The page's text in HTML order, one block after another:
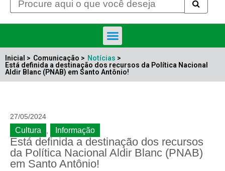
Inicial > Comunicação > Notícias >
Está definida a destinação dos recursos da Política Nacional
Aldir Blanc (PNAB) em Santo Antônio!
27/05/2024
Cultura , Informação
Está definida a destinação dos recursos
da Política Nacional Aldir Blanc (PNAB)
em Santo Antônio!